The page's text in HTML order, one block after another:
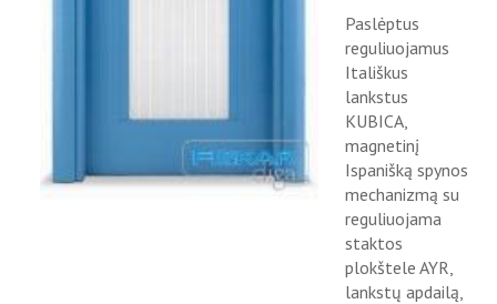
Paslėptus
reguliuojamus
Itališkus
lankstus
KUBICA,
magnetinį
Ispanišką spynos
mechanizmą su
reguliuojama
staktos
plokštele AYR,
lankstų apdailą,